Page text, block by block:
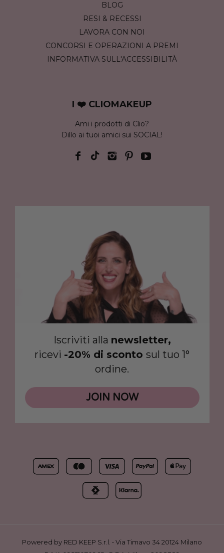
BLOG
RESI & RECESSI
LAVORA CON NOI
CONCORSI E OPERAZIONI A PREMI
INFORMATIVA SULL'ACCESSIBILITÀ
I ❤️ CLIOMAKEUP
Ami i prodotti di Clio?
Dillo ai tuoi amici sui SOCIAL!
Iscriviti alla newsletter,
ricevi -20% di sconto sul tuo 1°
ordine.
JOIN NOW
Powered by RED KEEP S.r.l. • Via Timavo 34 20124 Milano